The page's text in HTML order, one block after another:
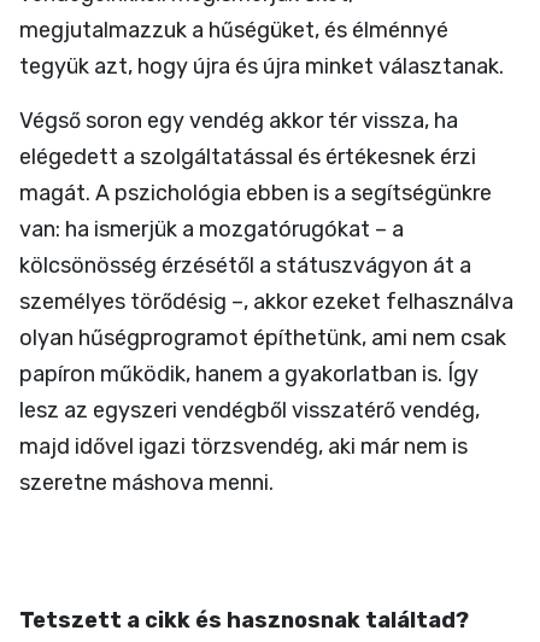
megjutalmazzuk a hűségüket, és élménnyé
tegyük azt, hogy újra és újra minket választanak.
Végső soron egy vendég akkor tér vissza, ha
elégedett a szolgáltatással és értékesnek érzi
magát. A pszichológia ebben is a segítségünkre
van: ha ismerjük a mozgatórugókat – a
kölcsönösség érzésétől a státuszvágyon át a
személyes törődésig –, akkor ezeket felhasználva
olyan hűségprogramot építhetünk, ami nem csak
papíron működik, hanem a gyakorlatban is. Így
lesz az egyszeri vendégből visszatérő vendég,
majd idővel igazi törzsvendég, aki már nem is
szeretne máshova menni.
Tetszett a cikk és hasznosnak találtad?